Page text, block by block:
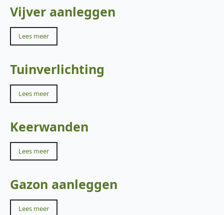
Vijver aanleggen
Lees meer
Tuinverlichting
Lees meer
Keerwanden
Lees meer
Gazon aanleggen
Lees meer